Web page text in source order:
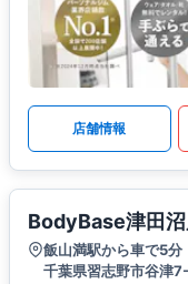
店舗情報
BodyBase津田
飯山満駅から車で5分
千葉県習志野市谷津